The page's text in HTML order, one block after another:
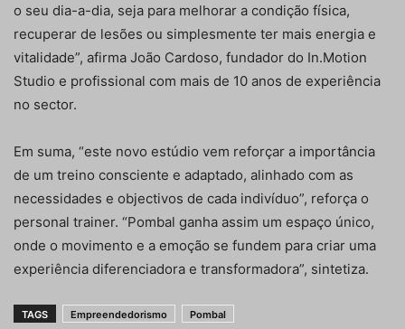
o seu dia-a-dia, seja para melhorar a condição física,
recuperar de lesões ou simplesmente ter mais energia e
vitalidade”, afirma João Cardoso, fundador do In.Motion
Studio e profissional com mais de 10 anos de experiência
no sector.
Em suma, “este novo estúdio vem reforçar a importância
de um treino consciente e adaptado, alinhado com as
necessidades e objectivos de cada indivíduo”, reforça o
personal trainer. “Pombal ganha assim um espaço único,
onde o movimento e a emoção se fundem para criar uma
experiência diferenciadora e transformadora”, sintetiza.
TAGS Empreendedorismo Pombal